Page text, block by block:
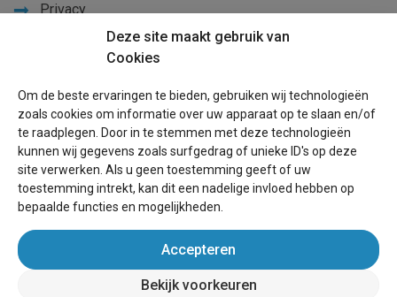
Deze site maakt gebruik van
Cookies
Om de beste ervaringen te bieden, gebruiken wij technologieën
zoals cookies om informatie over uw apparaat op te slaan en/of
te raadplegen. Door in te stemmen met deze technologieën
kunnen wij gegevens zoals surfgedrag of unieke ID's op deze
site verwerken. Als u geen toestemming geeft of uw
toestemming intrekt, kan dit een nadelige invloed hebben op
bepaalde functies en mogelijkheden.
Accepteren
Bekijk voorkeuren
Privacy
Blog
Voor eigenaren
Een advertentie plaatsen
Succesvol verhuren vakantiewoning
wereldvakantiehuis.nl(vakantiehuizen wereldwijd)